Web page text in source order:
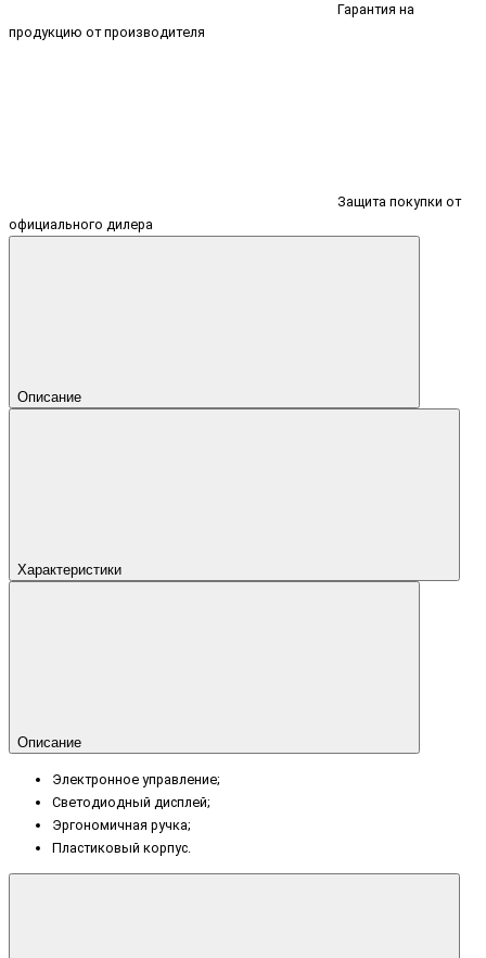
Гарантия на
продукцию от производителя
Защита покупки от
официального дилера
Описание
Характеристики
Описание
Электронное управление;
Светодиодный дисплей;
Эргономичная ручка;
Пластиковый корпус.